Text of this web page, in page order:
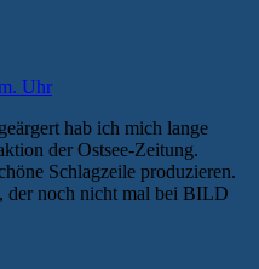
Uhr
hab ich mich lange
der Ostsee-Zeitung.
Schlagzeile produzieren.
der noch nicht mal bei BILD